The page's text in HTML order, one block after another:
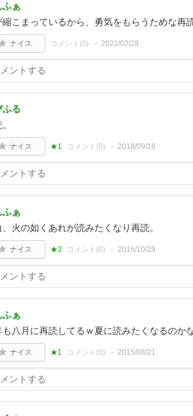
ふぁ
縮こまっているから、勇気をもらうためな再
ナイス コメント(0) 2021/02/28
ふる
ナイス ★1 コメント(0) 2018/09/18
ふぁ
火の如くあれが読みたくなり再読。
ナイス ★3 コメント(0) 2016/10/29
ふぁ
も八月に再読してるｗ夏に読みたくなるのか
ナイス ★1 コメント(0) 2015/08/21